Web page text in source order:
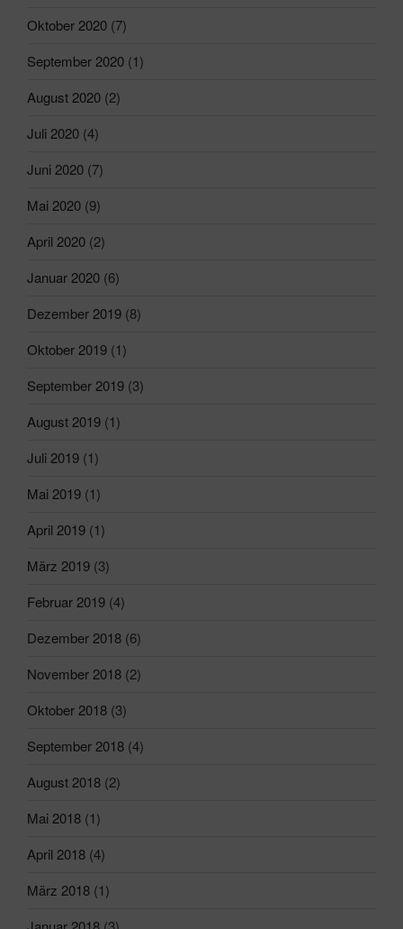
Oktober 2020 (7)
September 2020 (1)
August 2020 (2)
Juli 2020 (4)
Juni 2020 (7)
Mai 2020 (9)
April 2020 (2)
Januar 2020 (6)
Dezember 2019 (8)
Oktober 2019 (1)
September 2019 (3)
August 2019 (1)
Juli 2019 (1)
Mai 2019 (1)
April 2019 (1)
März 2019 (3)
Februar 2019 (4)
Dezember 2018 (6)
November 2018 (2)
Oktober 2018 (3)
September 2018 (4)
August 2018 (2)
Mai 2018 (1)
April 2018 (4)
März 2018 (1)